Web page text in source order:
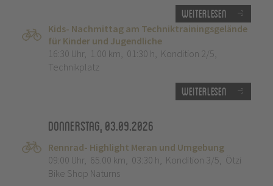
Weiterlesen
Kids- Nachmittag am Techniktrainingsgelände
für Kinder und Jugendliche
16:30 Uhr, 1.00 km, 01:30 h, Kondition 2/5,
Technikplatz
Weiterlesen
Donnerstag, 03.09.2026
Rennrad- Highlight Meran und Umgebung
09:00 Uhr, 65.00 km, 03:30 h, Kondition 3/5, Ötzi
Bike Shop Naturns